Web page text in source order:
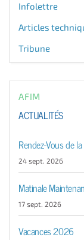
Infolettre
Articles
Tribune
AFIM
ACTUALITÉS
Rendez-Vous de
24 sept. 2026
Matinale
17 sept. 2026
Vacances 2026